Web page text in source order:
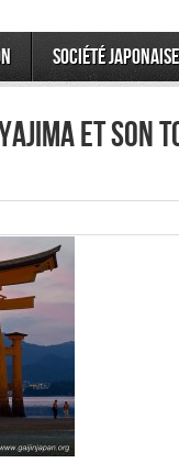
Société japonaise
et son